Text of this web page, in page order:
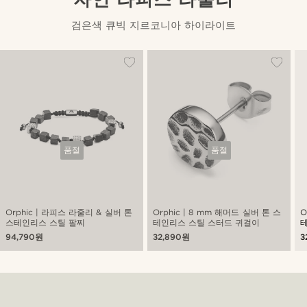
검은색 큐빅 지르코니아 하이라이트
품절
Orphic | 라피스 라줄리 & 실버 톤
스테인리스 스틸 팔찌
94,790원
품절
Orphic | 8 mm 해머드 실버 톤 스
테인리스 스틸 스터드 귀걸이
32,890원